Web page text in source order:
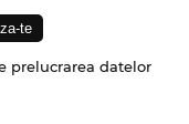
prelucrarea datelor